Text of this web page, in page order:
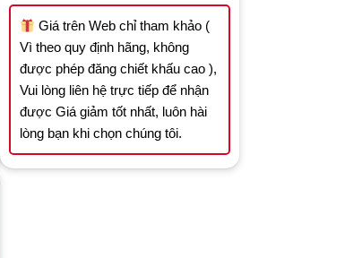
10.148.000 ₫. 7.103.600 ₫.
Giá trên Web chỉ tham khảo (
Vì theo quy định hãng, không
được phép đăng chiết khấu cao ),
Vui lòng liên hệ trực tiếp để nhận
được Giá giảm tốt nhất, luôn hài
lòng bạn khi chọn chúng tôi.